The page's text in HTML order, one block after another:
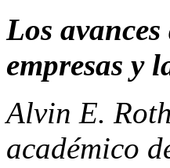
Los
empresas y
Alvin E.
académico